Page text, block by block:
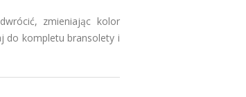
zmieniając kolor
do kompletu bransolety i